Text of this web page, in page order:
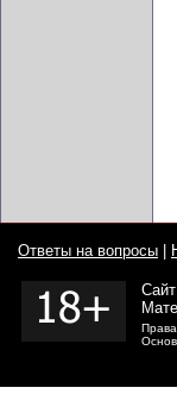
Ответы на вопросы